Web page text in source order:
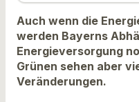
Auch wenn die
werden Bayerns
Energieversorgung
Grünen sehen aber
Veränderungen.